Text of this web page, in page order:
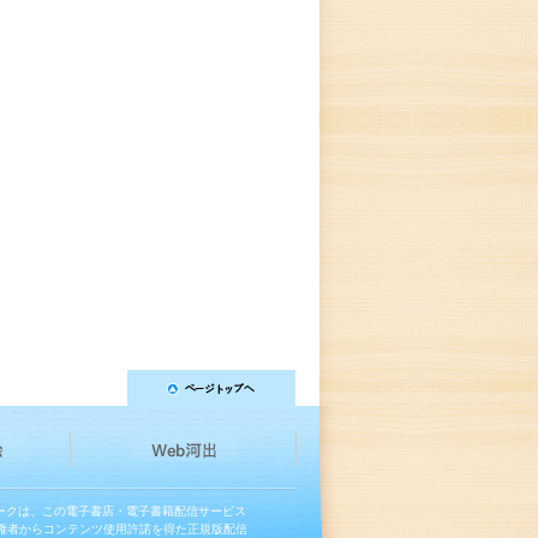
クは、この電子書店・電子書籍配信サービス
者からコンテンツ使用許諾を得た正規版配信